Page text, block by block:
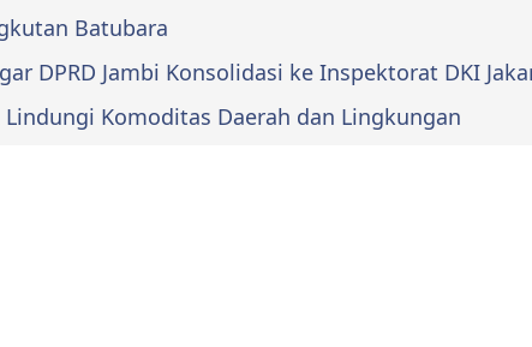
Batubara
DPRD Jambi Konsolidasi ke Inspektorat DKI
Komoditas Daerah dan Lingkungan